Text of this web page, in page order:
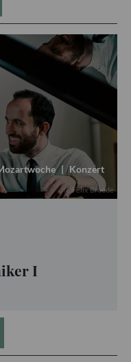
| Konzert
Felix Broede
I